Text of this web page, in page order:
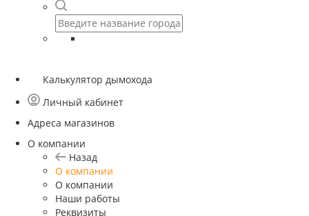
Калькулятор дымохода
Личный кабинет
Адреса магазинов
O компании
Назад
O компании
О компании
Наши работы
Реквизиты